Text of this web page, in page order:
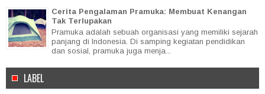
Cerita Pengalaman Pramuka: Membuat Kenangan
Tak Terlupakan
Pramuka adalah sebuah organisasi yang memiliki sejarah
panjang di Indonesia. Di samping kegiatan pendidikan
dan sosial, pramuka juga menja...
LABEL